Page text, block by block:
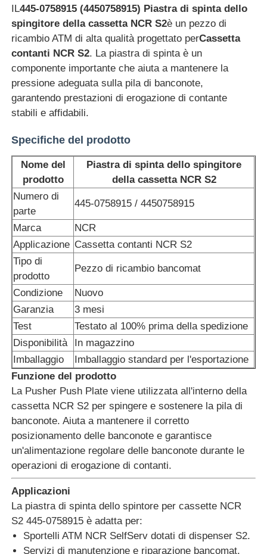
Casa
Prodotti
Video
Chi siamo
Fatory Tour
Controllo di qualità
Contattaci
notizie
Tutti i casi
Richiedere un preventivo
IL445-0758915 (4450758915) Piastra di spinta dello
spingitore della cassetta NCR S2è un pezzo di
ricambio ATM di alta qualità progettato perCassetta
contanti NCR S2. La piastra di spinta è un
componente importante che aiuta a mantenere la
pressione adeguata sulla pila di banconote,
garantendo prestazioni di erogazione di contante
stabili e affidabili.
Specifiche del prodotto
Nome del
prodotto
Piastra di spinta dello spingitore
della cassetta NCR S2
Numero di
parte
445-0758915 / 4450758915
Marca
NCR
Applicazione Cassetta contanti NCR S2
Tipo di
prodotto
Pezzo di ricambio bancomat
Condizione
Nuovo
Garanzia
3 mesi
Test
Testato al 100% prima della spedizione
Disponibilità
In magazzino
Imballaggio
Imballaggio standard per l'esportazione
Funzione del prodotto
La Pusher Push Plate viene utilizzata all'interno della
cassetta NCR S2 per spingere e sostenere la pila di
banconote. Aiuta a mantenere il corretto
posizionamento delle banconote e garantisce
un'alimentazione regolare delle banconote durante le
operazioni di erogazione di contanti.
Applicazioni
La piastra di spinta dello spintore per cassette NCR
S2 445-0758915 è adatta per:
Sportelli ATM NCR SelfServ dotati di dispenser S2.
Servizi di manutenzione e riparazione bancomat.